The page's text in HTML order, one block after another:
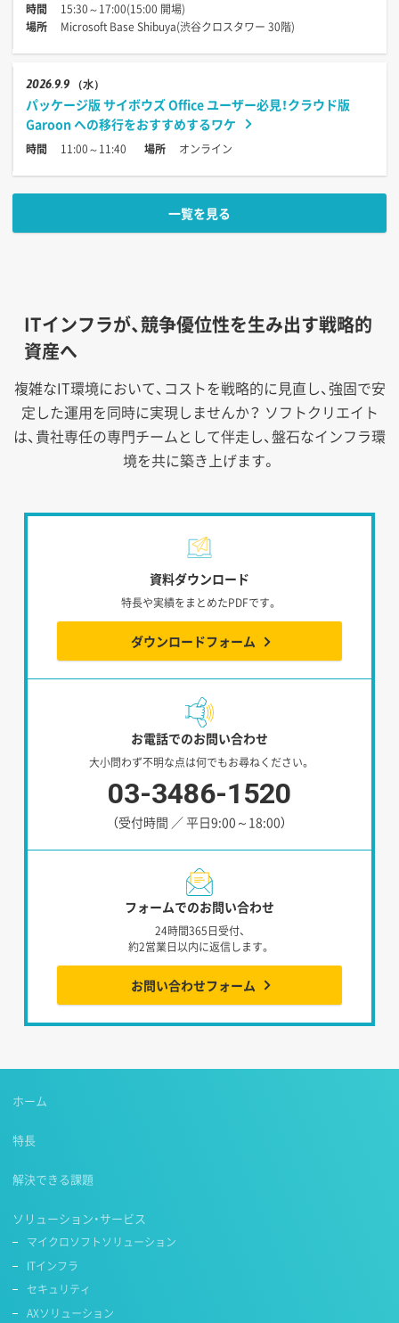
時間
15:30～17:00(15:00 開場)
場所
Microsoft Base Shibuya(渋谷クロスタワー 30階)
20269.9 （水）
パッケージ版 サイボウズ Office ユーザー必見！クラウド版
Garoon への移行をおすすめするワケ
時間 11:00～11:40 場所 オンライン
一覧を見る
ITインフラが、競争優位性を生み出す戦略的
資産へ
複雑なIT環境において、コストを戦略的に見直し、強固で安
定した運用を同時に実現しませんか？ ソフトクリエイト
は、貴社専任の専門チームとして伴走し、盤石なインフラ環
境を共に築き上げます。
資料ダウンロード
特長や実績をまとめたPDFです。
ダウンロードフォーム
お電話でのお問い合わせ
大小問わず不明な点は何でもお尋ねください。
03-3486-1520
（受付時間 ／ 平日9:00～18:00）
フォームでのお問い合わせ
24時間365日受付、
約2営業日以内に返信します。
お問い合わせフォーム
ホーム
特長
解決できる課題
ソリューション・サービス
マイクロソフトソリューション
ITインフラ
セキュリティ
AXソリューション